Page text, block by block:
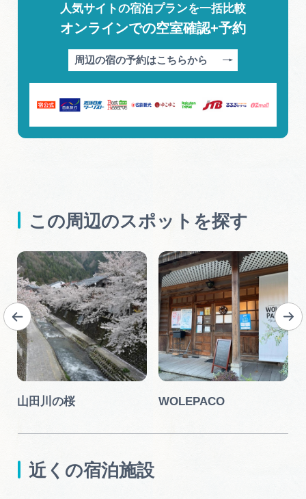
人気サイトの宿泊プランを一括比較
オンラインでの空室確認+予約
周辺の宿の予約はこちらから
この周辺のスポットを探す
山田川の桜 WOLEPACO
近くの宿泊施設